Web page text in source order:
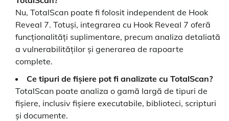
Nu, TotalScan poate fi folosit independent de Hook
Reveal 7. Totuși, integrarea cu Hook Reveal 7 oferă
funcționalități suplimentare, precum analiza detaliată
a vulnerabilităților și generarea de rapoarte
complete.
Ce tipuri de fișiere pot fi analizate cu TotalScan?
TotalScan poate analiza o gamă largă de tipuri de
fișiere, inclusiv fișiere executabile, biblioteci, scripturi
și documente.